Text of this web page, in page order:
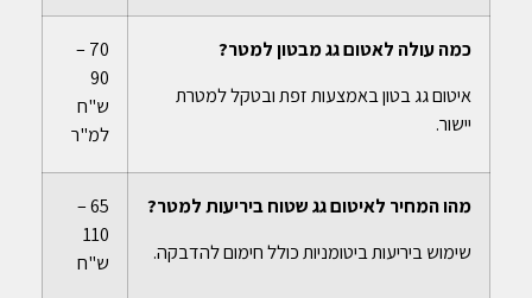
כמה עולה לאטום גג מבטון למטר?
איטום גג בטון באמצעות זפת ובטקל למטרת
יישור.
70 –
90
ש"ח
למ"ר
מהו המחיר לאיטום גג שטוח ביריעות למטר?
שימוש ביריעות ביטומניות כולל חימום להדבקה.
65 –
110
ש"ח